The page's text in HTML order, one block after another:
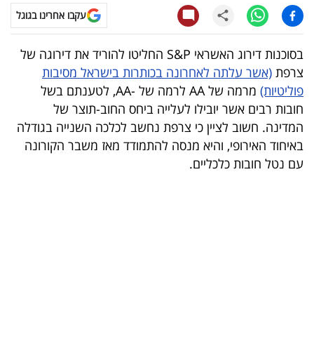
עסקי
ספורט
קריירה
ולימודים
מינויים
רייטינג
עקבו אחרינו בגוגל
בסוכנות דירוג האשראי S&P החליטו להוריד את דירוגה של
צרפת (אשר עלתה לאחרונה בכותרות בישראל מסיבות
פוליטיות)
מרמה של AA לרמה של -AA, לטענתם בשל
חובות רבים אשר יובילו לעלייה ביחס החוב-תוצר של
המדינה. חשוב לציין כי צרפת נחשב לכלכה השנייה בגודלה
באיחוד האירופי, והיא מנסה להתמודד מאז משבר הקורונה
עם נטל חובות כלכליים.